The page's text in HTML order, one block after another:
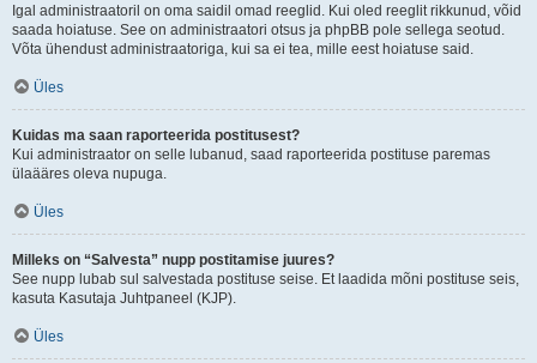
Igal administraatoril on oma saidil omad reeglid. Kui oled reeglit rikkunud, võid
saada hoiatuse. See on administraatori otsus ja phpBB pole sellega seotud.
Võta ühendust administraatoriga, kui sa ei tea, mille eest hoiatuse said.
Üles
Kuidas ma saan raporteerida postitusest?
Kui administraator on selle lubanud, saad raporteerida postituse paremas
ülaääres oleva nupuga.
Üles
Milleks on “Salvesta” nupp postitamise juures?
See nupp lubab sul salvestada postituse seise. Et laadida mõni postituse seis,
kasuta Kasutaja Juhtpaneel (KJP).
Üles